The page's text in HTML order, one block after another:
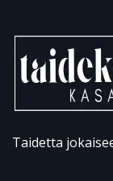
Taidetta